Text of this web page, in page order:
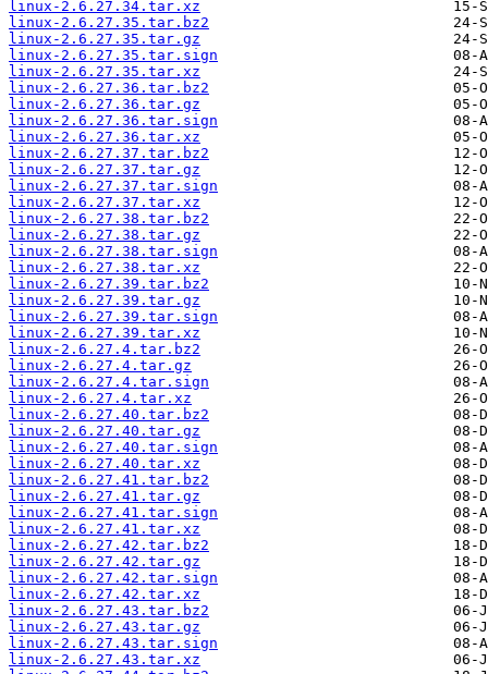
linux-2.6.27.34.tar.xz
linux-2.6.27.35.tar.bz2
linux-2.6.27.35.tar.gz
linux-2.6.27.35.tar.sign
linux-2.6.27.35.tar.xz
linux-2.6.27.36.tar.bz2
linux-2.6.27.36.tar.gz
linux-2.6.27.36.tar.sign
linux-2.6.27.36.tar.xz
linux-2.6.27.37.tar.bz2
linux-2.6.27.37.tar.gz
linux-2.6.27.37.tar.sign
linux-2.6.27.37.tar.xz
linux-2.6.27.38.tar.bz2
linux-2.6.27.38.tar.gz
linux-2.6.27.38.tar.sign
linux-2.6.27.38.tar.xz
linux-2.6.27.39.tar.bz2
linux-2.6.27.39.tar.gz
linux-2.6.27.39.tar.sign
linux-2.6.27.39.tar.xz
linux-2.6.27.4.tar.bz2
linux-2.6.27.4.tar.gz
linux-2.6.27.4.tar.sign
linux-2.6.27.4.tar.xz
linux-2.6.27.40.tar.bz2
linux-2.6.27.40.tar.gz
linux-2.6.27.40.tar.sign
linux-2.6.27.40.tar.xz
linux-2.6.27.41.tar.bz2
linux-2.6.27.41.tar.gz
linux-2.6.27.41.tar.sign
linux-2.6.27.41.tar.xz
linux-2.6.27.42.tar.bz2
linux-2.6.27.42.tar.gz
linux-2.6.27.42.tar.sign
linux-2.6.27.42.tar.xz
linux-2.6.27.43.tar.bz2
linux-2.6.27.43.tar.gz
linux-2.6.27.43.tar.sign
linux-2.6.27.43.tar.xz